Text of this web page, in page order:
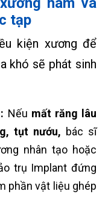
tạp
kiện xương để
khó sẽ phát sinh
Nếu mất răng lâu
tụt nướu, bác sĩ
nhân tạo hoặc
trụ Implant đứng
phần vật liệu ghép